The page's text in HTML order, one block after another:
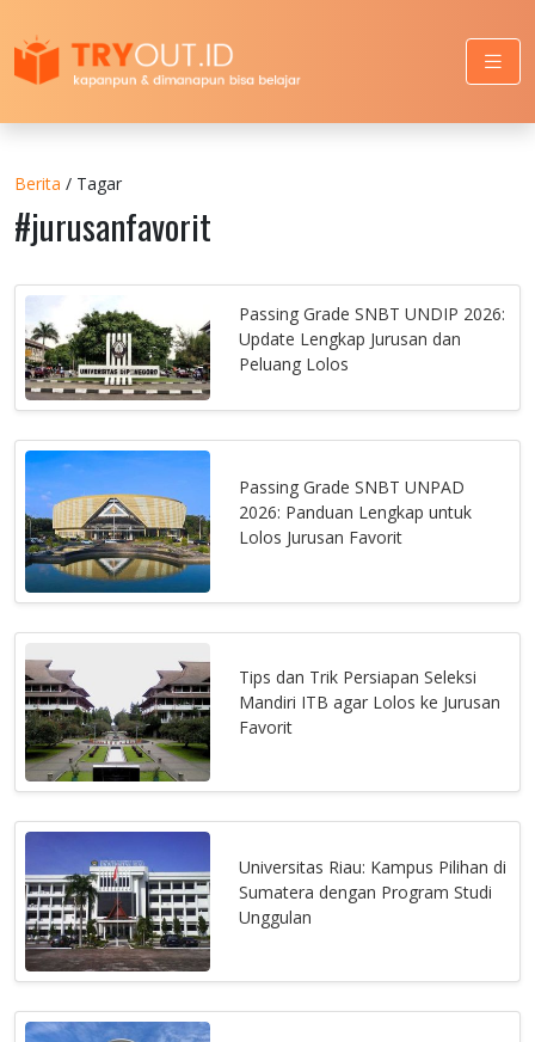
Berita / Tagar
#jurusanfavorit
Passing Grade SNBT UNDIP 2026:
Update Lengkap Jurusan dan
Peluang Lolos
Passing Grade SNBT UNPAD
2026: Panduan Lengkap untuk
Lolos Jurusan Favorit
Tips dan Trik Persiapan Seleksi
Mandiri ITB agar Lolos ke Jurusan
Favorit
Universitas Riau: Kampus Pilihan di
Sumatera dengan Program Studi
Unggulan